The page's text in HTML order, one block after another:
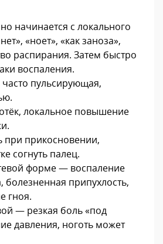
начинается с локального
«ноет», «как заноза»,
распирания. Затем быстро
воспаления.
пульсирующая,
локальное повышение
при прикосновении,
согнуть палец.
форме — воспаление
болезненная припухлость,
гноя.
— резкая боль «под
давления, ноготь может